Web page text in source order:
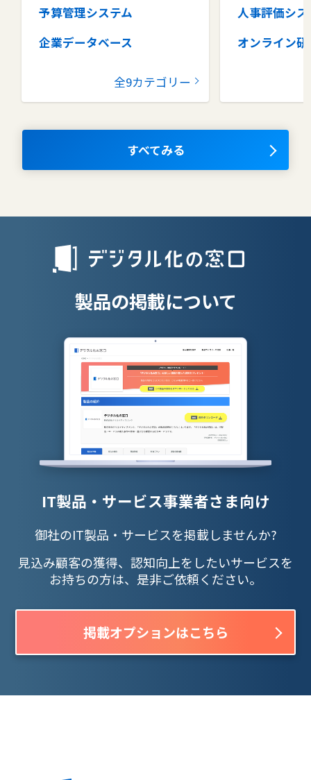
予算管理システム
企業データベース
コラボレーションツール
ナレッジマネジメントツール
全9カテゴリー
人事評価シス
オンライン研
タレントマ
OKRツール
授業支援シス
すべてみる
製品の掲載について
IT製品・サービス事業者さま向け
御社のIT製品・サービスを掲載しませんか?
見込み顧客の獲得、認知向上をしたいサービスを
お持ちの方は、是非ご依頼ください。
掲載オプションはこちら